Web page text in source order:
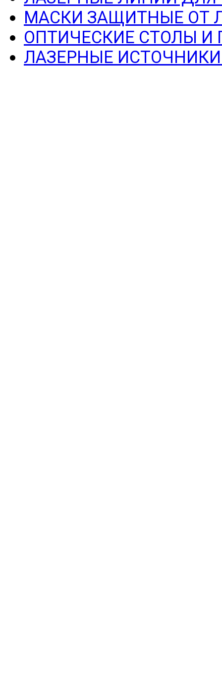
МАСКИ ЗАЩИТНЫЕ ОТ
ОПТИЧЕСКИЕ СТОЛЫ И
ЛАЗЕРНЫЕ ИСТОЧНИКИ